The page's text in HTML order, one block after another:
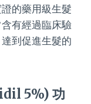
的藥用級生髮
有經過臨床驗
到促進生髮的
5%) 功